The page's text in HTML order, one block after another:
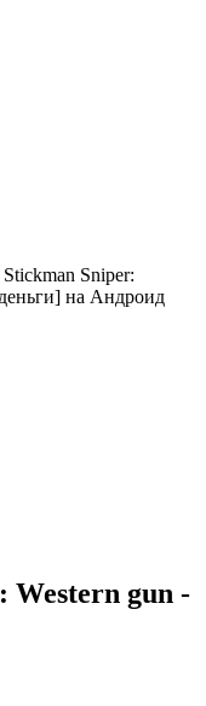
Sniper:
на Андроид
Western gun -